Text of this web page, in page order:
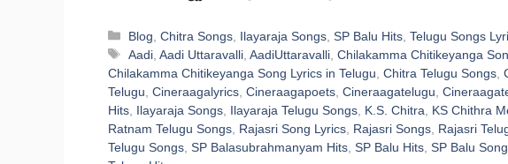
Categories
Blog ,Chitra Songs Ilayaraja Songs ,SP Balu Hits ,Telugu Songs
Tags
Aadi ,Aadi Uttaravalli ,AadiUttaravalli ,Chilakamma Chitikeyanga
Chilakamma Chitikeyanga Song Lyrics in Telugu Chitra Telugu Songs
Telugu Cineraagalyrics Cineraagapoets Cineraagatelugu
Hits Ilayaraja Songs Ilayaraja Telugu Songs K.S. Chitra KS Chithra
Ratnam Telugu Songs Rajasri Song Lyrics Rajasri Songs Rajasri
Telugu Songs SP Balasubrahmanyam Hits SP Balu Hits SP Balu